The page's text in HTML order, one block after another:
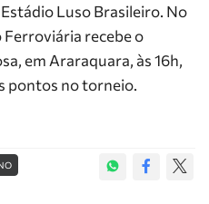
Luso Brasileiro. No
Ferroviária recebe o
em Araraquara, às 16h,
pontos no torneio.